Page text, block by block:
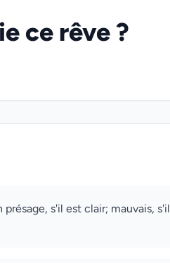
ce rêve ?
s'il est clair; mauvais, s'il